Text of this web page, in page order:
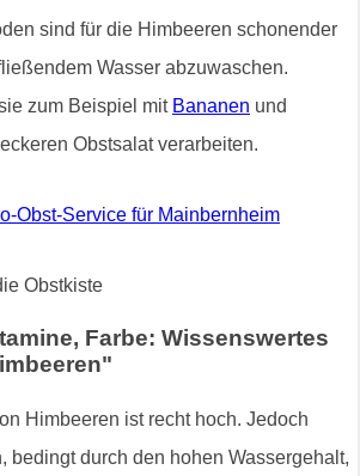
sind für die Himbeeren schonender
Wasser abzuwaschen.
zum Beispiel mit Bananen und
Obstsalat verarbeiten.
Obst-Service für Mainbernheim
Farbe: Wissenswertes
Himbeeren ist recht hoch. Jedoch
bedingt durch den hohen Wassergehalt,